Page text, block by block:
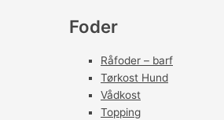
Foder
Råfoder – barf
Tørkost Hund
Vådkost
Topping